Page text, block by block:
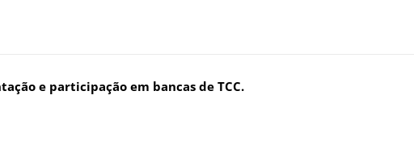
e participação em bancas de TCC.